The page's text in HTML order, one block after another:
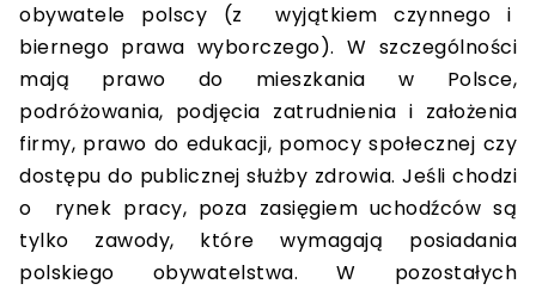
obywatele polscy (z wyjątkiem czynnego i
biernego prawa wyborczego). W szczególności
mają prawo do mieszkania w Polsce,
podróżowania, podjęcia zatrudnienia i założenia
firmy, prawo do edukacji, pomocy społecznej czy
dostępu do publicznej służby zdrowia. Jeśli chodzi
o rynek pracy, poza zasięgiem uchodźców są
tylko zawody, które wymagają posiadania
polskiego obywatelstwa. W pozostałych